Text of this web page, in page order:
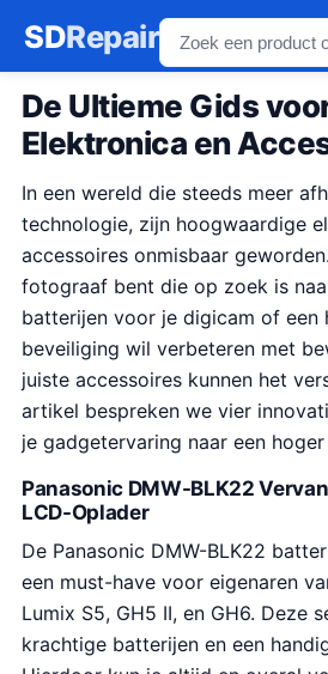
SDRepair
De Ultieme Gids
Elektronica en
In een wereld die steeds meer
technologie, zijn hoogwaardige
accessoires onmisbaar
fotograaf bent die op zoek is
batterijen voor je digicam of een
beveiliging wil verbeteren met
juiste accessoires kunnen het
artikel bespreken we vier
je gadgetervaring naar een
Panasonic DMW-BLK22
LCD-Oplader
De Panasonic DMW-BLK22
een must-have voor eigenaren
Lumix S5, GH5 II, en GH6. Deze
krachtige batterijen en een